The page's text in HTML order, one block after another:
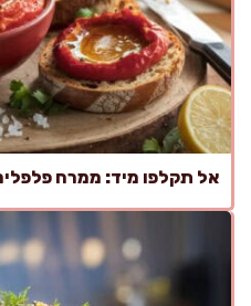
אל תקלפו מיד: ממרח